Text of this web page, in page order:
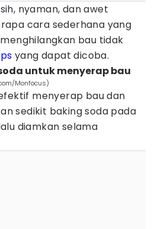
nyaman, dan awet
cara sederhana yang
bau tidak
yang dapat dicoba.
untuk menyerap bau
Monfocus)
menyerap bau dan
sedikit baking soda pada
diamkan selama